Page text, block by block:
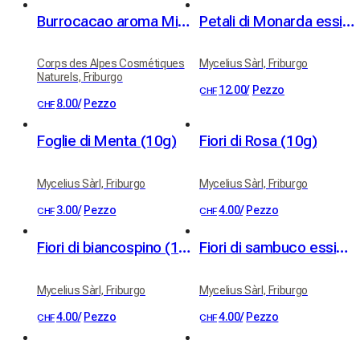
Burrocacao aroma Miele
Corps des Alpes Cosmétiques
Naturels, Friburgo
CHF 8.00/ Pezzo
Petali di Monarda essiccati (10g)
Mycelius Sàrl, Friburgo
CHF 12.00/ Pezzo
Foglie di Menta (10g)
Mycelius Sàrl, Friburgo
CHF 3.00/ Pezzo
Fiori di Rosa (10g)
Mycelius Sàrl, Friburgo
CHF4.00/ Pezzo
Fiori di biancospino (10g)
Mycelius Sàrl, Friburgo
CHF4.00/ Pezzo
Fiori di sambuco essiccati (10g)
Mycelius Sàrl, Friburgo
CHF4.00/ Pezzo